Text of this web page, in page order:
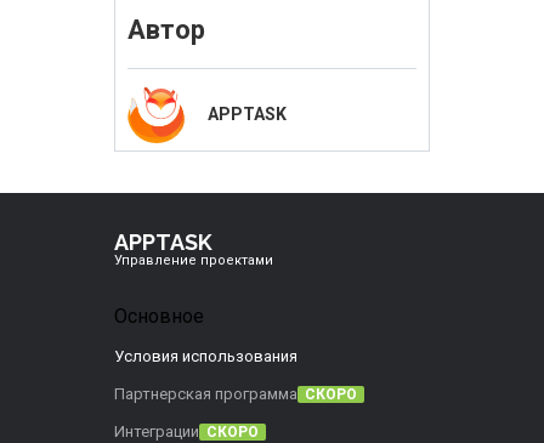
Автор
APPTASK
APPTASK
Управление проектами
Основное
Условия использования
Партнерская программа СКОРО
Интеграции СКОРО